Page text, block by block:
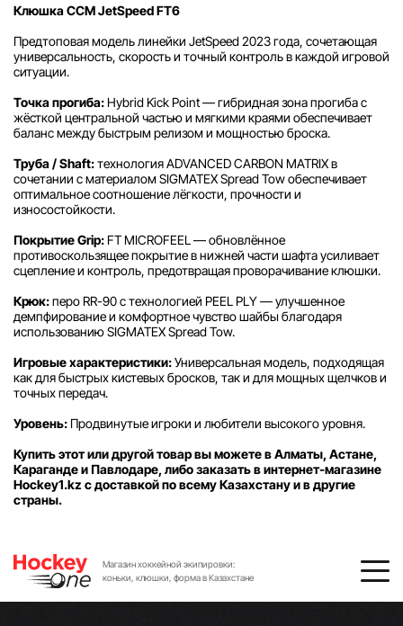
Клюшка CCM JetSpeed FT6
Предтоповая модель линейки JetSpeed 2023 года, сочетающая
универсальность, скорость и точный контроль в каждой игровой
ситуации.
Точка прогиба:Hybrid Kick Point — гибридная зона прогиба с
жёсткой центральной частью и мягкими краями обеспечивает
баланс между быстрым релизом и мощностью броска.
Труба / Shaft:технология ADVANCED CARBON MATRIX в
сочетании с материалом SIGMATEX Spread Tow обеспечивает
оптимальное соотношение лёгкости, прочности и
износостойкости.
Покрытие Grip:FT MICROFEEL — обновлённое
противоскользящее покрытие в нижней части шафта усиливает
сцепление и контроль, предотвращая проворачивание клюшки.
Крюк:перо RR-90 с технологией PEEL PLY — улучшенное
демпфирование и комфортное чувство шайбы благодаря
использованию SIGMATEX Spread Tow.
Игровые характеристики:Универсальная модель, подходящая
как для быстрых кистевых бросков, так и для мощных щелчков и
точных передач.
Уровень: Продвинутые игроки и любители высокого уровня.
Купить этот или другой товар вы можете в Алматы, Астане,
Караганде и Павлодаре, либо заказать в интернет-магазине
Hockey1.kz с доставкой по всему Казахстану и в другие
страны.
Магазин хоккейной экипировки:
коньки, клюшки, форма в Казахстане